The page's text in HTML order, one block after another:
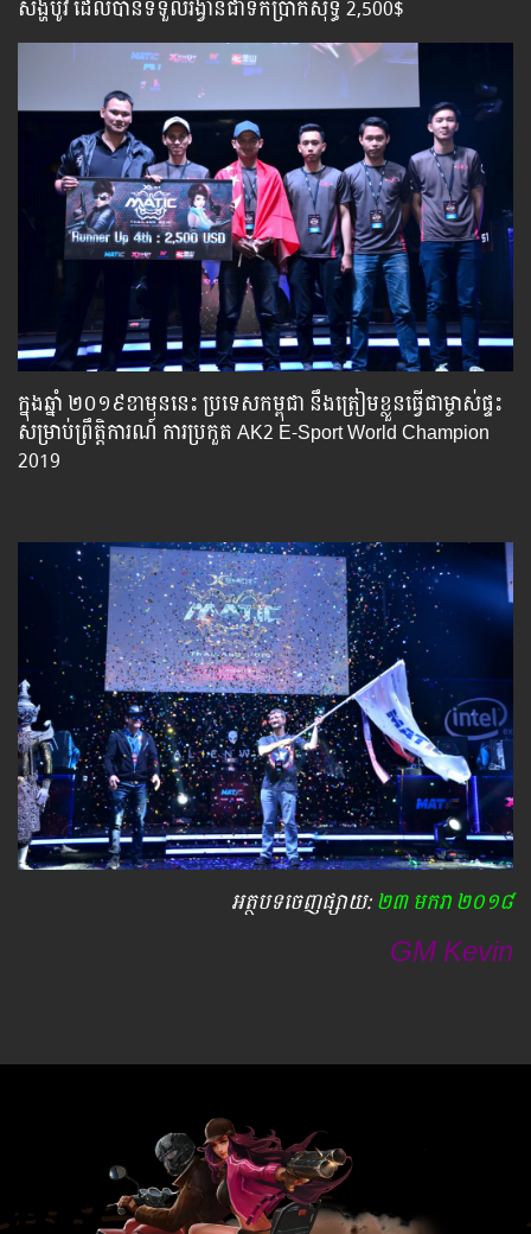
សិង្ហបូវី ដែលបានទទួលរង្វាន់ជាទឹកប្រាក់សុទ្ធ 2,500$
ក្នុងឆ្នាំ ២០១៩​ខាមុននេះ ប្រទេសកម្ពុជា នឹងត្រៀមខ្លួនធ្វើជាម្ចាស់ផ្ទះ
សម្រាប់ព្រឹត្តិការណ៍ ការប្រកួត AK2 E-Sport World Champion
2019
អត្ថបទ​ចេញ​ផ្សាយ​:២៣ មករា ២០១៨
GM Kevin